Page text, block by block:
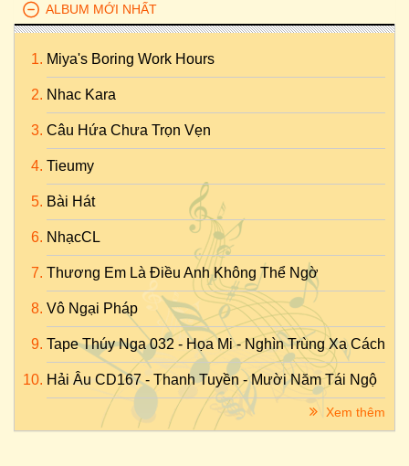
ALBUM MỚI NHẤT
Miya's Boring Work Hours
Nhac Kara
Câu Hứa Chưa Trọn Vẹn
Tieumy
Bài Hát
NhạcCL
Thương Em Là Điều Anh Không Thể Ngờ
Vô Ngại Pháp
Tape Thúy Nga 032 - Họa Mi - Nghìn Trùng Xa Cách
Hải Âu CD167 - Thanh Tuyền - Mười Năm Tái Ngộ
Xem thêm